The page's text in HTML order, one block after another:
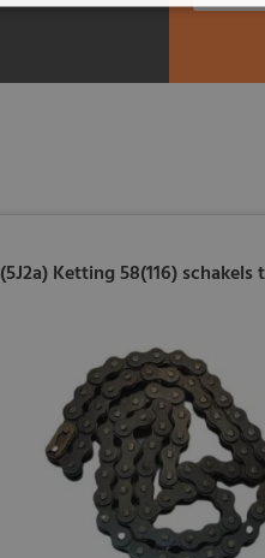
(5J2a) Ketting 58(116) schakels